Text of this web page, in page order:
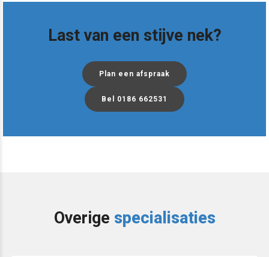
Last van een stijve nek?
Plan een afspraak
Bel 0186 662531
Overige specialisaties